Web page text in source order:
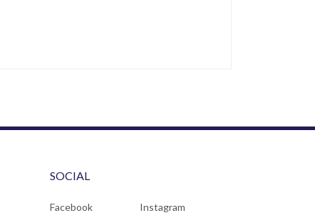
SOCIAL
Facebook Instagram